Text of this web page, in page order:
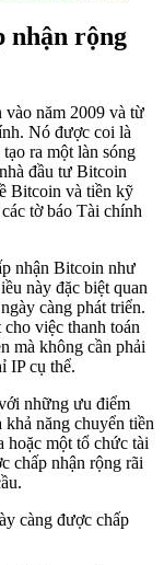
nhận rộng
năm 2009 và từ
Nó được coi là
ra một làn sóng
đầu tư Bitcoin
Bitcoin và tiền kỹ
tờ báo Tài chính
nhận Bitcoin như
này đặc biệt quan
càng phát triển.
việc thanh toán
mà không cần phải
IP cụ thể.
những ưu điểm
năng chuyển tiền
hoặc một tổ chức tài
chấp nhận rộng rãi
càng được chấp